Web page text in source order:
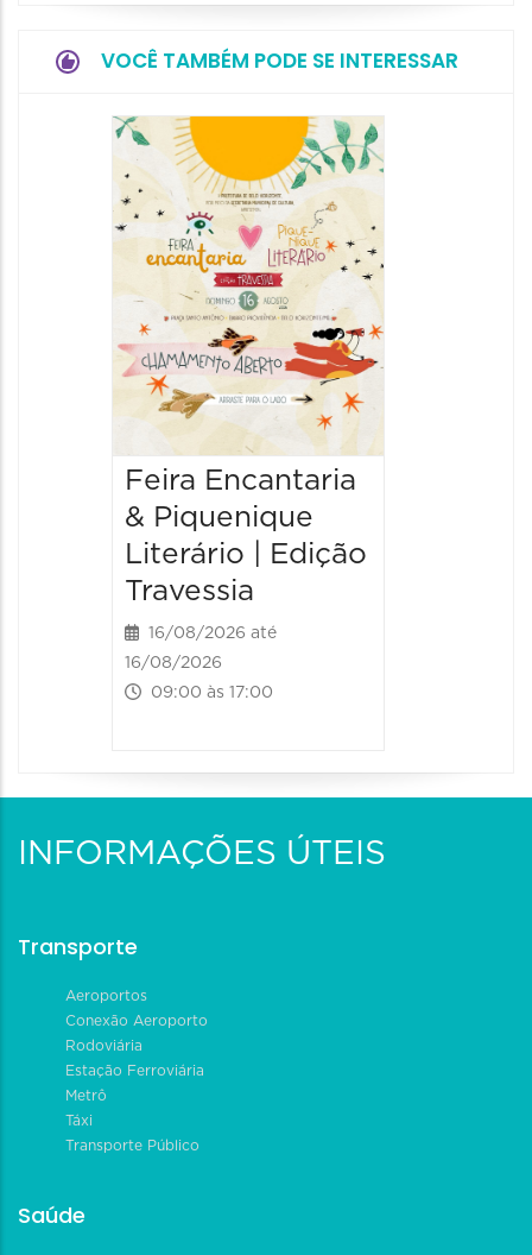
VOCÊ TAMBÉM PODE SE INTERESSAR
Feira Encantaria
& Piquenique
Literário | Edição
Travessia
16/08/2026 até
16/08/2026
09:00 às 17:00
INFORMAÇÕES ÚTEIS
Transporte
Aeroportos
Conexão Aeroporto
Rodoviária
Estação Ferroviária
Metrô
Táxi
Transporte Público
Saúde